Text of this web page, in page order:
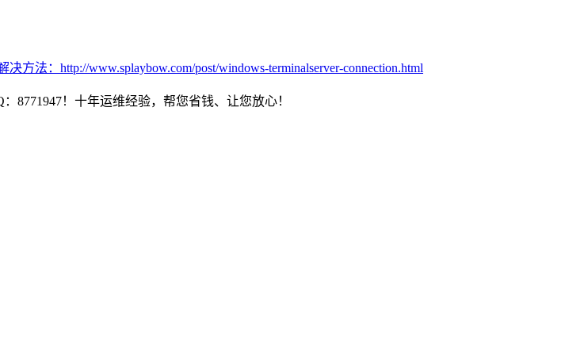
方法：http://www.splaybow.com/post/windows-terminalserver-connection.html
8771947！十年运维经验，帮您省钱、让您放心！